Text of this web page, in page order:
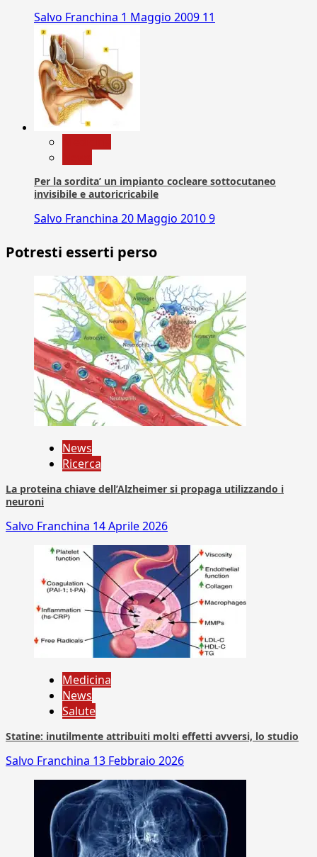
Salvo Franchina 1 Maggio 2009 11
Per la sordita’ un impianto cocleare sottocutaneo
invisibile e autoricricabile
Salvo Franchina 20 Maggio 20109
Potresti esserti perso
News
Ricerca
La proteina chiave dell’Alzheimer si propaga utilizzando i
neuroni
Salvo Franchina 14 Aprile 2026
Medicina
News
Salute
Statine: inutilmente attribuiti molti effetti avversi, lo studio
Salvo Franchina 13 Febbraio 2026